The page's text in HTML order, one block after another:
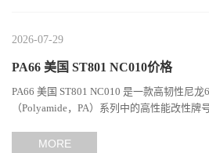
2026-07-29
PA66 美国 ST801 NC010价格
PA66 美国 ST801 NC010 是一款高韧性尼
（Polyamide，PA）系列中的高性能改性
MORE